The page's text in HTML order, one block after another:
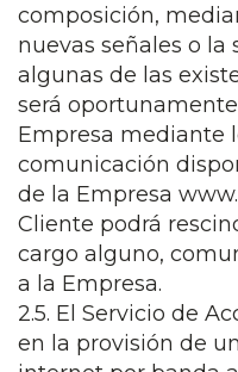
composición,
nuevas señales o
algunas de las
será
Empresa mediante
comunicación
de la Empresa
Cliente podrá
cargo alguno,
a la Empresa.
2.5. El Servicio de
en la provisión de